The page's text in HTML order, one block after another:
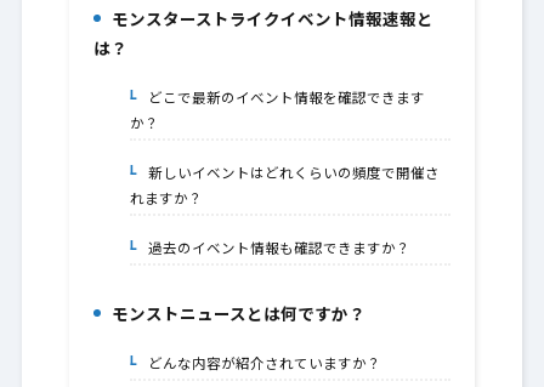
モンスターストライクイベント情報速報と
は？
7-1.どこで最新のイベント情報を確認できます
か？
7-2.新しいイベントはどれくらいの頻度で開催さ
れますか？
7-3.過去のイベント情報も確認できますか？
モンストニュースとは何ですか？
8-1.どんな内容が紹介されていますか？